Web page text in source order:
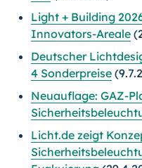
Light + Building
Innovators-Areale
Deutscher
4 Sonderpreise
Neuauflage: GAZ-
Licht.de zeigt